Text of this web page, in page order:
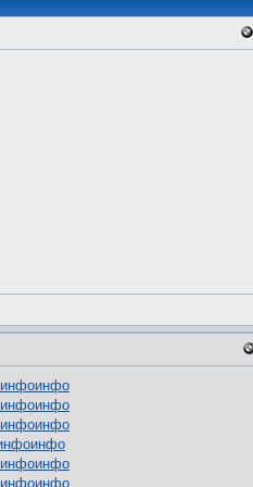
инфоинфо
инфоинфо
инфоинфо
инфо
инфоинфо
инфоинфо